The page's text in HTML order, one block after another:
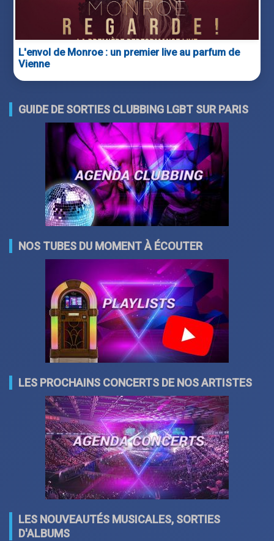
L'envol de Monroe : un premier live au parfum de
Vienne
GUIDE DE SORTIES CLUBBING LGBT SUR PARIS
NOS TUBES DU MOMENT À ÉCOUTER
LES PROCHAINS CONCERTS DE NOS ARTISTES
LES NOUVEAUTÉS MUSICALES, SORTIES
D'ALBUMS